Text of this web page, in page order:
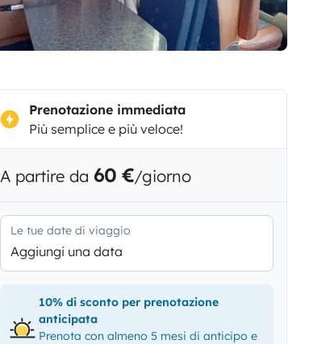
Prenotazione immediata
Più semplice e più veloce!
A partire da 60 €/giorno
Le tue date di viaggio
Aggiungi una data
10% di sconto per prenotazione
anticipata
Prenota con almeno 5 mesi di anticipo e